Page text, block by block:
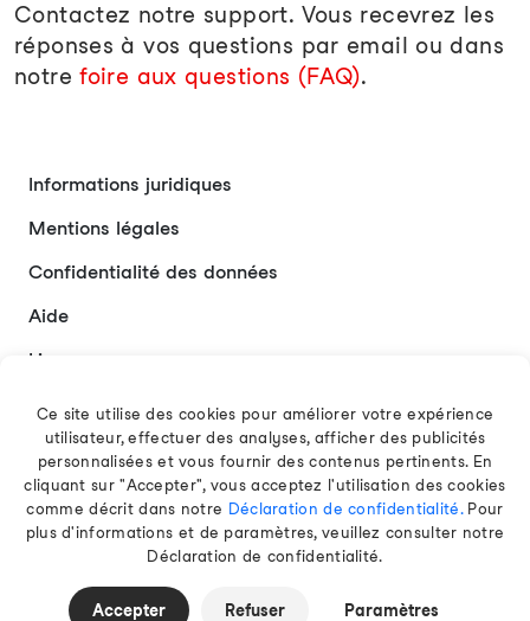
Contactez notre support. Vous recevrez les
réponses à vos questions par email ou dans
notrefoire aux questions (FAQ).
Informations juridiques
Mentions légales
Confidentialité des données
Aide
Liens
Contact
Français
© 2026 EAMT GmbH
Ce site utilise des cookies pour améliorer votre expérience
utilisateur, effectuer des analyses, afficher des publicités
personnalisées et vous fournir des contenus pertinents. En
cliquant sur "Accepter", vous acceptez l'utilisation des cookies
comme décrit dans notre Déclaration de confidentialité.Pour
plus d'informations et de paramètres, veuillez consulter notre
Déclaration de confidentialité.
Accepter Refuser Paramètres